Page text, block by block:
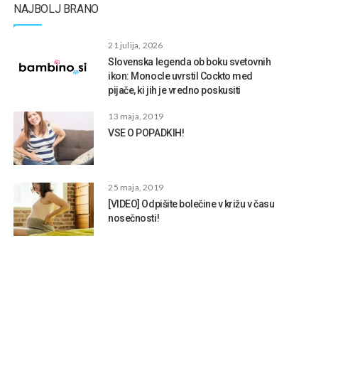
NAJBOLJ BRANO
21 julija, 2026
Slovenska legenda ob boku svetovnih
ikon: Monocle uvrstil Cockto med
pijače, ki jih je vredno poskusiti
13 maja, 2019
VSE O POPADKIH!
25 maja, 2019
[VIDEO] Odpišite bolečine v križu v času
nosečnosti!